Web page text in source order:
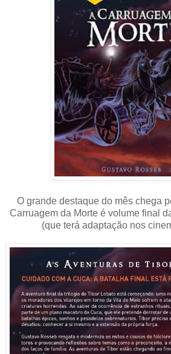
O grande destaque do mês chega
Carruagem da Morte é volume final
(que terá adaptação nos